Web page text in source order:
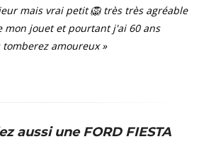
mais vrai petit 🦁 très très agréable
mon jouet et pourtant j'ai 60 ans
tomberez amoureux »
aussi une FORD FIESTA